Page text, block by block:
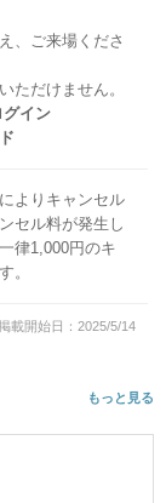
、ご来場くださ
ただけません。
イン
よりキャンセル
セル料が発生し
律1,000円のキ
。
載開始日：2025/5/14
もっと見る